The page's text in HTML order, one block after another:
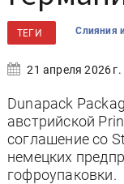
ТЕГИ Слияния
21 апреля 2026 г.
Dunapack
австрийской
соглашение со
немецких
гофроупаковки.